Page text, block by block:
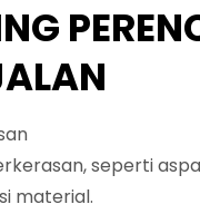
seperti
material.